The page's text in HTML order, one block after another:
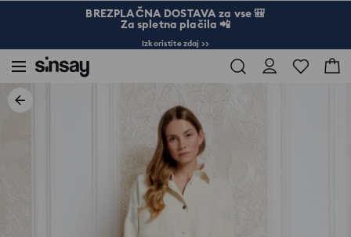
BREZPLAČNA DOSTAVA za vse 🎒
Za spletna plačila 📲
Izkoristite zdaj >>